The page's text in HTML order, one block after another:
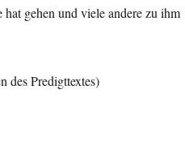
gehen und viele andere zu ihm
des Predigttextes)